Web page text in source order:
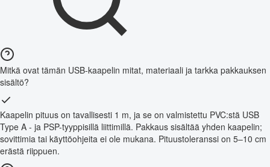
Mitkä ovat tämän USB-kaapelin mitat, materiaali ja tarkka pakkauksen
sisältö?
Kaapelin pituus on tavallisesti 1 m, ja se on valmistettu PVC:stä USB
Type A - ja PSP-tyyppisillä liittimillä. Pakkaus sisältää yhden kaapelin;
sovittimia tai käyttöohjeita ei ole mukana. Pituustoleranssi on 5–10 cm
erästä riippuen.